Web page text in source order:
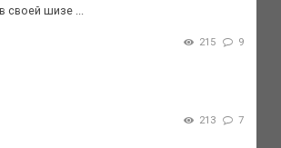
своей шизе ...
215 9
213 7